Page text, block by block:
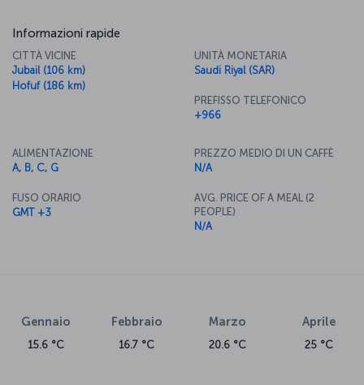
Informazioni rapide
CITTÀ VICINE
Jubail (106 km)
Hofuf (186 km)
UNITÀ MONETARIA
Saudi Riyal (SAR)
PREFISSO TELEFONICO
+966
ALIMENTAZIONE
A, B, C, G
FUSO ORARIO
GMT +3
PREZZO MEDIO DI UN CAFFÈ
N/A
AVG. PRICE OF A MEAL (2
PEOPLE)
N/A
Gennaio
15.6 °C
Febbraio
16.7 °C
Marzo
20.6 °C
Aprile
25 °C